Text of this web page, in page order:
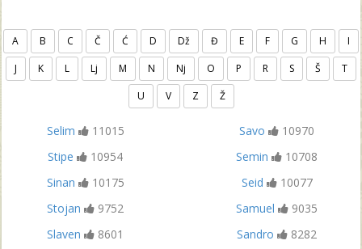
A B C Č Ć D Dž Đ E F G H
I
J
K L Lj M N Nj O P R S Š
T
U
V Z Ž
Selim 11015 Savo
10970
Stipe
10954 Semin
10708
Sinan
10175 Seid
10077
Stojan
9752 Samuel
9035
Slaven
8601 Sandro
8282